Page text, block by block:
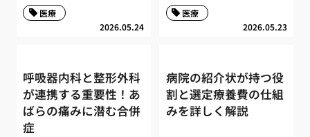
2026.05.24
医療
2026.05.23
医療
呼吸器内科と整形外科
が連携する重要性！あ
ばらの痛みに潜む合併
症
病院の紹介状が持つ役
割と選定療養費の仕組
みを詳しく解説